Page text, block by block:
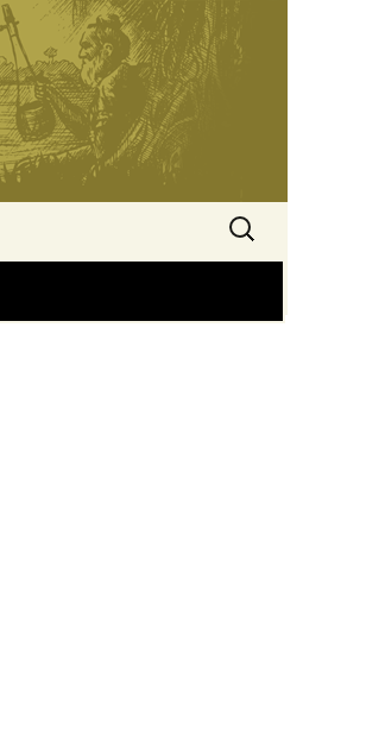
অনুসন্ধানঃ